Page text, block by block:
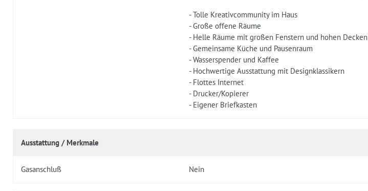
- Tolle Kreativcommunity im Haus
- Große offene Räume
- Helle Räume mit großen Fenstern und hohen Decken
- Gemeinsame Küche und Pausenraum
- Wasserspender und Kaffee
- Hochwertige Ausstattung mit Designklassikern
- Flottes Internet
- Drucker/Kopierer
- Eigener Briefkasten
Ausstattung / Merkmale
Gasanschluß Nein